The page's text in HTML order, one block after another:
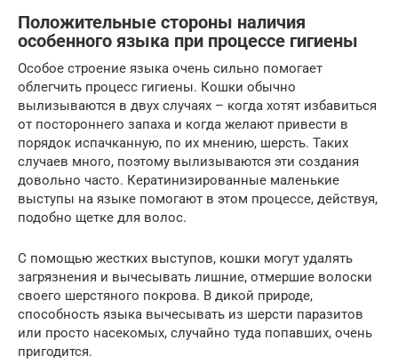
Положительные стороны наличия
особенного языка при процессе гигиены
Особое строение языка очень сильно помогает
облегчить процесс гигиены. Кошки обычно
вылизываются в двух случаях – когда хотят избавиться
от постороннего запаха и когда желают привести в
порядок испачканную, по их мнению, шерсть. Таких
случаев много, поэтому вылизываются эти создания
довольно часто. Кератинизированные маленькие
выступы на языке помогают в этом процессе, действуя,
подобно щетке для волос.
С помощью жестких выступов, кошки могут удалять
загрязнения и вычесывать лишние, отмершие волоски
своего шерстяного покрова. В дикой природе,
способность языка вычесывать из шерсти паразитов
или просто насекомых, случайно туда попавших, очень
пригодится.